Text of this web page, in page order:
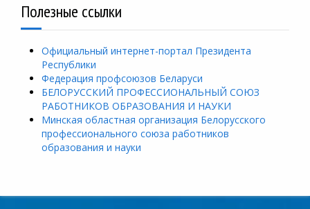
Полезные ссылки
Официальный интернет-портал Президента
Республики
Федерация профсоюзов Беларуси
БЕЛОРУССКИЙ ПРОФЕССИОНАЛЬНЫЙ СОЮЗ
РАБОТНИКОВ ОБРАЗОВАНИЯ И НАУКИ
Минская областная организация Белорусского
профессионального союза работников
образования и науки